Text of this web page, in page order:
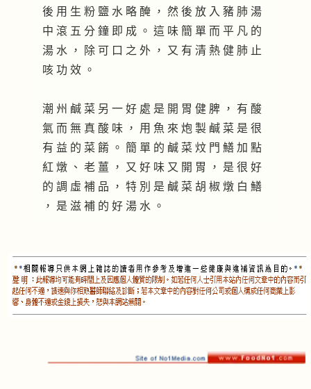
後 用 生 粉 鹽 水 略 醃 ， 然 後 放 入 豬 肺 湯
中 滾 五 分 鐘 即 成 。 這 味 簡 單 而 平 凡 的
湯 水 ， 除 可 口 之 外 ， 又 有 清 熱 健 肺 止
咳 功 效 。
潮 州 鹹 菜 另 一 好 處 是 開 胃 健 脾 ， 有 酸
氣 而 無 真 酸 味 ， 用 魚 來 炮 製 鹹 菜 是 很
有 益 的 菜 餚 。 簡 單 的 鹹 菜 炆 門 鱔 加 點
紅 燉 、 老 薑 ， 又 好 味 又 開 胃 ， 是 很 好
的 調 虛 補 品 ， 特 別 是 鹹 菜 胡 椒 燉 白 鱔
， 是 滋 補 的 好 湯 水 。